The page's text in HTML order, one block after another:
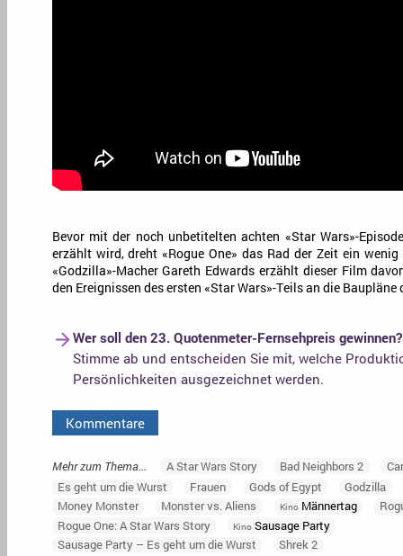
Bevor mit der noch unbetitelten achten «Star Wars»-
erzählt wird, dreht «Rogue One» das Rad der Zeit ein
«Godzilla»-Macher Gareth Edwards erzählt dieser Film
den Ereignissen des ersten «Star Wars»-Teils an die
Wer soll den 23. Quotenmeter-Fernsehpreis gewinnen?
Stimme ab und entscheiden Sie mit, welche
Persönlichkeiten ausgezeichnet werden.
Kommentare
Mehr zum Thema... A Star Wars Story Bad Neighbors 2
Es geht um die Wurst
Frauen Gods of Egypt
Godzilla
Money Monster
Monster vs. Aliens KinoMännertag
Rogue One: A Star Wars Story
Kino Sausage Party
Sausage Party – Es geht um die Wurst
Shrek 2